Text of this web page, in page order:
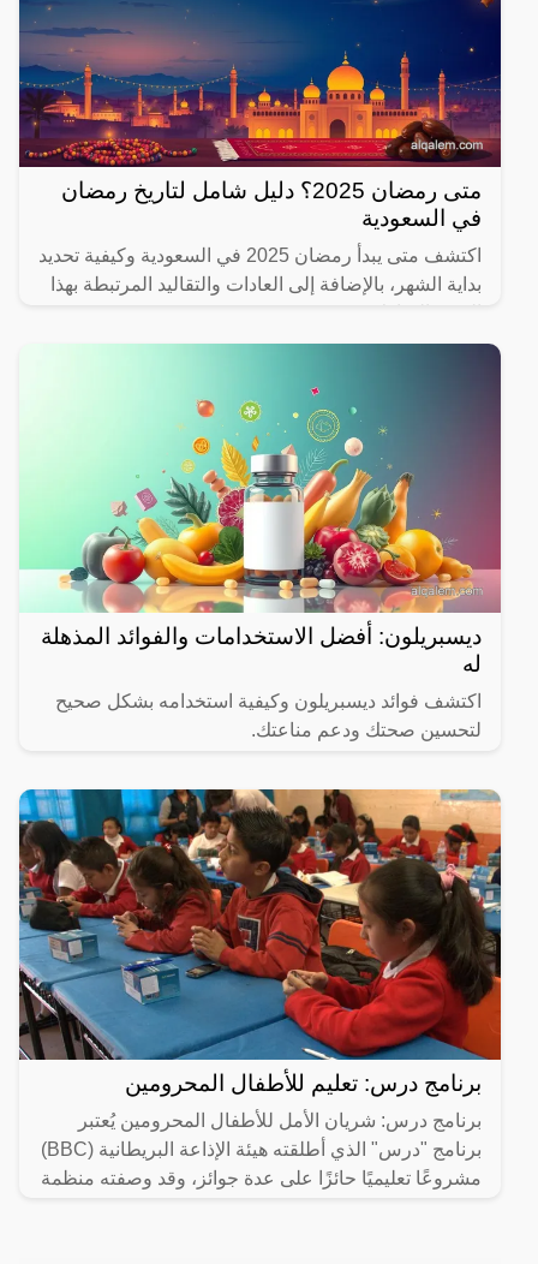
متى رمضان 2025؟ دليل شامل لتاريخ رمضان
في السعودية
اكتشف متى يبدأ رمضان 2025 في السعودية وكيفية تحديد
بداية الشهر، بالإضافة إلى العادات والتقاليد المرتبطة بهذا
ديسبريلون: أفضل الاستخدامات والفوائد المذهلة
له
اكتشف فوائد ديسبريلون وكيفية استخدامه بشكل صحيح
لتحسين صحتك ودعم مناعتك.
برنامج درس: تعليم للأطفال المحرومين
برنامج درس: شريان الأمل للأطفال المحرومين يُعتبر
برنامج "درس" الذي أطلقته هيئة الإذاعة البريطانية (BBC)
مشروعًا تعليميًا حائزًا على عدة جوائز، وقد وصفته منظمة